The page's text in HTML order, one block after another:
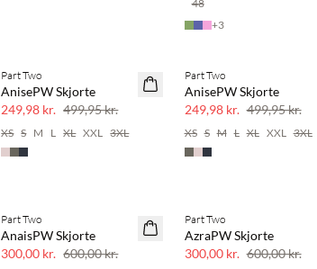
48
+3
SAVE20
Part Two
AnisePW Skjorte
249,98 kr. 499,95 kr.
XS S M L XL XXL 3XL
SAVE20
Part Two
AnisePW Skjorte
249,98 kr. 499,95 kr.
XS S M L XL XXL 3XL
SAVE20
Part Two
AnaisPW Skjorte
300,00 kr. 600,00 kr.
SAVE20
Part Two
AzraPW Skjorte
300,00 kr. 600,00 kr.